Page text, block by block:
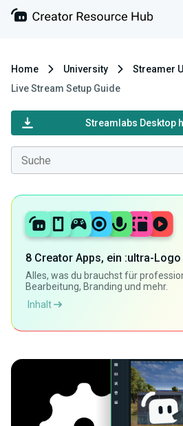
Home University
Streamer
Live Stream Setup Guide
Streamlabs Desktop
8 Creator Apps, ein :ultra-Logo
Alles, was du brauchst für
Bearbeitung, Branding und mehr.
Inhalt